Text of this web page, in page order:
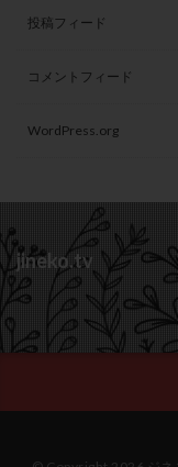
投稿フィード
コメントフィード
WordPress.org
jineko.tv